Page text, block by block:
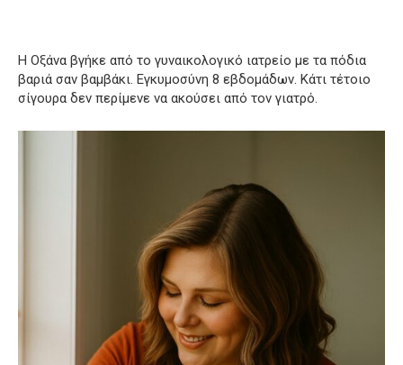
Η Οξάνα βγήκε από το γυναικολογικό ιατρείο με τα πόδια
βαριά σαν βαμβάκι. Εγκυμοσύνη 8 εβδομάδων. Κάτι τέτοιο
σίγουρα δεν περίμενε να ακούσει από τον γιατρό.